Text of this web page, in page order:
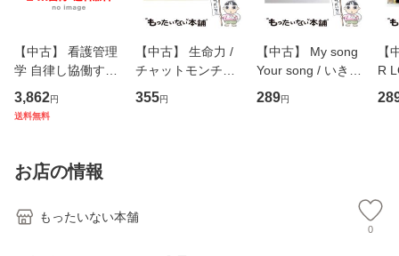
【中古】 看護管理
学 自律し協働する
専門職の看護マネ
ジメントスキル 改
恵 藤本幸三 / 南江
堂 [単行
3,862円
送料無料
【中古】 生命力 /
チャットモンチー /
キューンレコード
[CD]【メール便送
355円
【中古】 My song
Your song / いきも
のがかり / [CD]
【メール便送料無
289円
【
R
産
お店の情報
もったいない本舗
0